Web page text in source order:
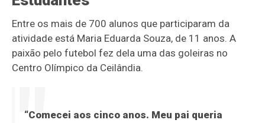
Entre os mais de 700 alunos que participaram da
atividade está Maria Eduarda Souza, de 11 anos. A
paixão pelo futebol fez dela uma das goleiras no
Centro Olímpico da Ceilândia.
“Comecei aos cinco anos. Meu pai queria